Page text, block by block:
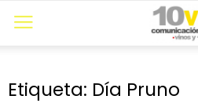
Etiqueta: Día Pruno